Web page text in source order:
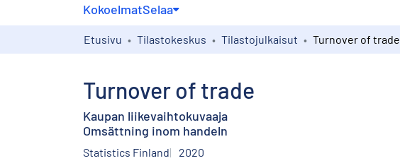
KokoelmatSelaa
Etusivu Tilastokeskus Tilastojulkaisut Turnover of trade
Turnover of trade
Kaupan liikevaihtokuvaaja
Omsättning inom handeln
Statistics Finland 2020